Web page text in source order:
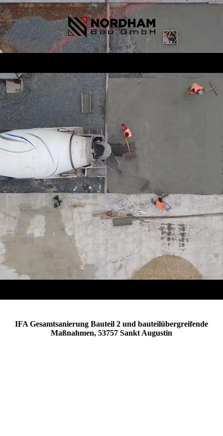
IFA Gesamtsanierung Bauteil 2 und bauteilübergreifende
Maßnahmen, 53757 Sankt Augustin